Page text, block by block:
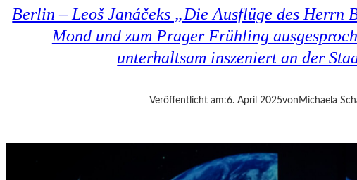
Berlin – Leoš Janáčeks „Die Ausflüge des Herrn
Mond und zum Prager Frühling
unterhaltsam inszeniert an der
Veröffentlicht am:6. April 2025von Michaela